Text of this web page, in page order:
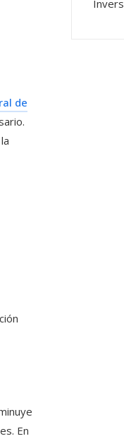
de
En